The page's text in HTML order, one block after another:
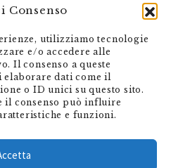
Consenso
utilizziamo tecnologie
e/o accedere alle
Il consenso a queste
elaborare dati come il
o ID unici su questo sito.
il consenso può influire
e funzioni.
29